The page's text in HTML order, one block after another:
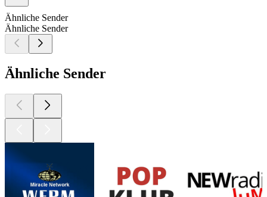
Ähnliche Sender
Ähnliche Sender
Ähnliche Sender